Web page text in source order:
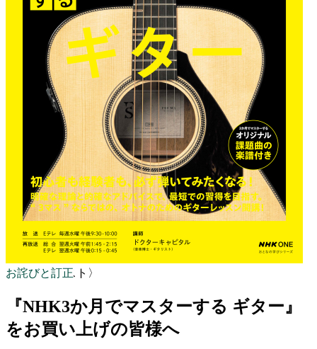
お詫びと訂正
〈NHKテキスト〉
『NHK3か月でマスターする ギター』
をお買い上げの皆様へ